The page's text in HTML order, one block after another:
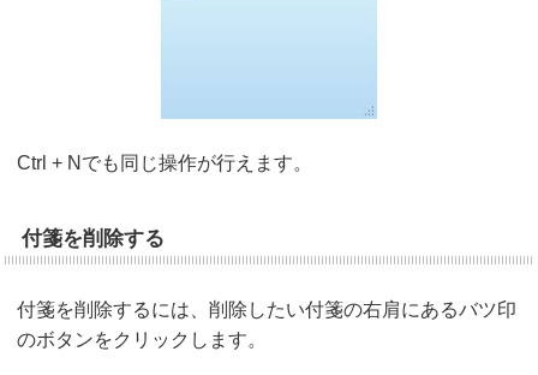
Ctrl + Nでも同じ操作が行えます。
付箋を削除する
付箋を削除するには、削除したい付箋の右肩にあるバツ印
のボタンをクリックします。